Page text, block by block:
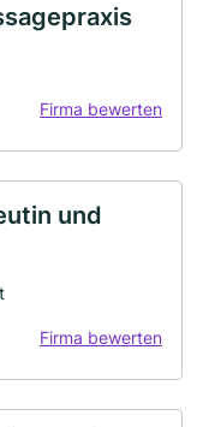
Firma bewerten
und
Firma bewerten